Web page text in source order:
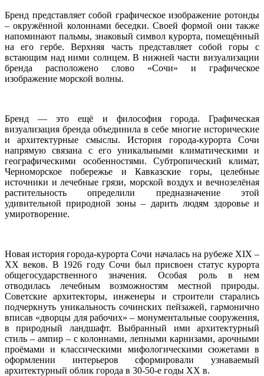
Бренд представляет собой графическое изображение ротонды
– окружённой колоннами беседки. Своей формой они также
напоминают пальмы, знаковый символ курорта, помещённый
на его гербе. Верхняя часть представляет собой горы с
встающим над ними солнцем. В нижней части визуализации
бренда расположено слово «Сочи» и графическое
изображение морской волны.
Бренд — это ещё и философия города. Графическая
визуализация бренда объединила в себе многие исторические
и архитектурные смыслы. История города-курорта Сочи
напрямую связана с его уникальными климатическими и
географическими особенностями. Субтропический климат,
Черноморское побережье и Кавказские горы, целебные
источники и лечебные грязи, морской воздух и вечнозелёная
растительность определили предназначение этой
удивительной природной зоны – дарить людям здоровье и
умиротворение.
Новая история города-курорта Сочи началась на рубеже XIX –
ХХ веков. В 1926 году Сочи был присвоен статус курорта
общегосударственного значения. Особая роль в нем
отводилась лечебным возможностям местной природы.
Советские архитекторы, инженеры и строители старались
подчеркнуть уникальность сочинских пейзажей, гармонично
вписав «дворцы для рабочих» – монументальные сооружения,
в природный ландшафт. Выбранный ими архитектурный
стиль – ампир – с колоннами, лепными карнизами, арочными
проёмами и классическими мифологическими сюжетами в
оформлении интерьеров сформировали узнаваемый
архитектурный облик города в 30-50-е годы XX в.